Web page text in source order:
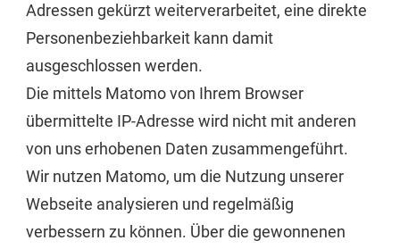
Adressen gekürzt weiterverarbeitet, eine direkte
Personenbeziehbarkeit kann damit
ausgeschlossen werden.
Die mittels Matomo von Ihrem Browser
übermittelte IP-Adresse wird nicht mit anderen
von uns erhobenen Daten zusammengeführt.
Wir nutzen Matomo, um die Nutzung unserer
Webseite analysieren und regelmäßig
verbessern zu können. Über die gewonnenen